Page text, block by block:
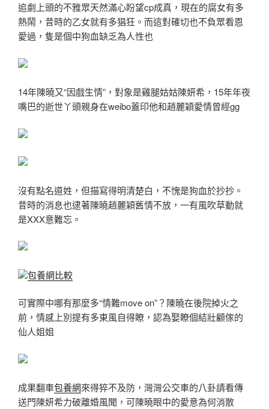
追劇上頭的不雅眾天然滿心盼望cp成真，現在的腐女有多
熱鬧，昔時的乙女就有多猖狂。而這對確切也不負眾看恩
愛過，隻是個中狗血缺乏為人性也
14年陳曉又“因戲生情”，對象是雞腿姑姑陳妍希，15年年夜
嘴巴的逝世丫頭親身在weibo蓋印他和趙麗穎愛情曾經gg
沒有點名道姓，但描寫得明清楚白，不愧是狗血於抄抄。
昔時的消息也逮著陳曉趙麗穎舊情不放，一有風吹草動就
是XXX意難忘。
包養網比較
可實際中哪有那麼多“情難move on”？陳曉在後院掉火之
前，情感上別提有多東風自得瞭，認為娶瞭個結壯顧傢的
仙人姐姐
成果翻車包養網來得猝不及防，灣灣公交車的八卦請看傳
送門陳妍希力破離婚風聞，可陳曉眼中的愛意為何消散